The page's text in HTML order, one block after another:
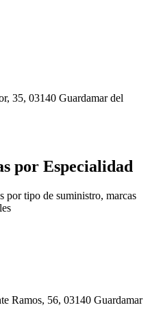
35, 03140 Guardamar del
por Especialidad
por tipo de suministro, marcas
Ramos, 56, 03140 Guardamar